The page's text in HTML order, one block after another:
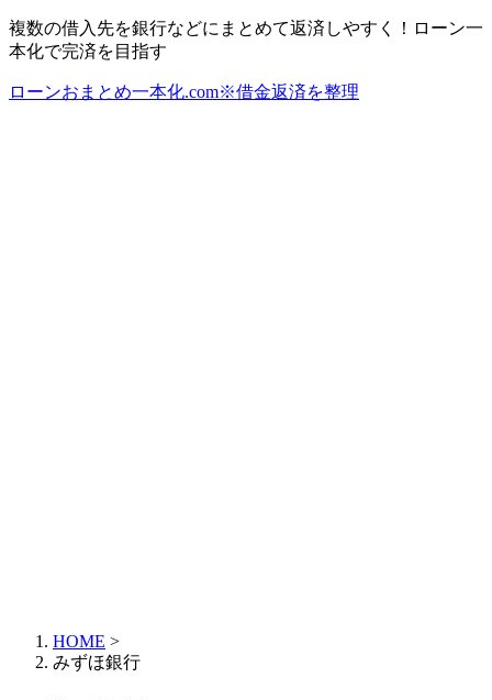
複数の借入先を銀行などにまとめて返済しやすく！ローン一
本化で完済を目指す
ローンおまとめ一本化.com※借金返済を整理
HOME >
みずほ銀行